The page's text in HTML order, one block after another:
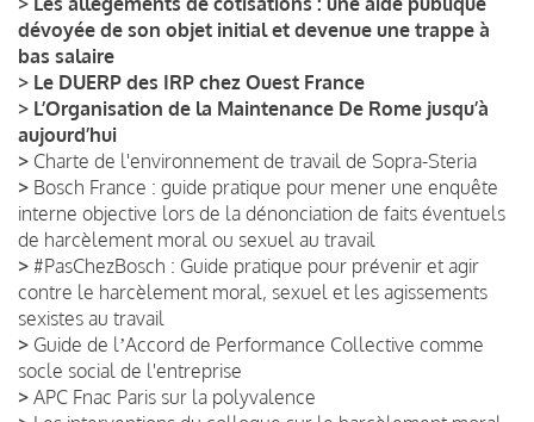
dévoyée de son objet initial et devenue une trappe à
bas salaire
> Le DUERP des IRP chez Ouest France
> L’Organisation de la Maintenance De Rome jusqu’à
aujourd’hui
> Charte de l'environnement de travail de Sopra-Steria
> Bosch France : guide pratique pour mener une enquête
interne objective lors de la dénonciation de faits éventuels
de harcèlement moral ou sexuel au travail
> #PasChezBosch : Guide pratique pour prévenir et agir
contre le harcèlement moral, sexuel et les agissements
sexistes au travail
> Guide de lʼAccord de Performance Collective comme
socle social de l'entreprise
> APC Fnac Paris sur la polyvalence